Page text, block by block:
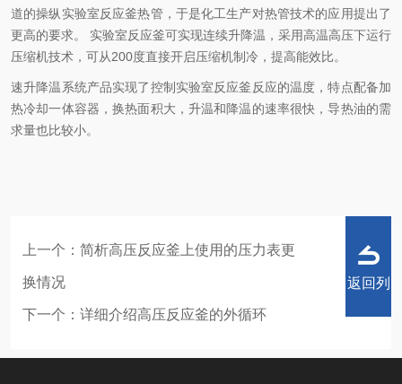
道的操纵实验室反应釜热管，于是化工生产对热管技术的应用提出了
更高的要求。 实验室反应釜可实现连续升降温，采用高温高压下运行
压缩机技术，可从200度直接开启压缩机制冷，提高能效比。
速升降温系统产品实现了控制实验室反应釜反应的温度，特点配备加
热冷却一体容器，换热面积大，升温和降温的速率很快，导热油的需
求量也比较小。
上一个： 简析高压反应釜上使用的压力表更
换情况
下一个： 详细介绍高压反应釜的外循环
返回列